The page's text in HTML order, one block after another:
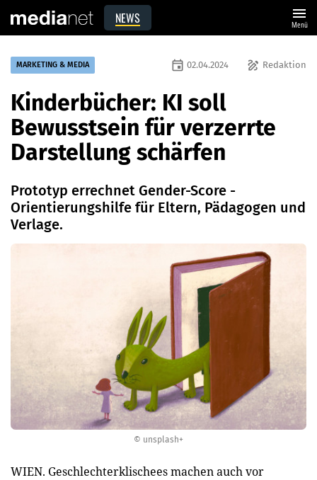
NEWS menu
Menü
© unsplash+
MARKETING & MEDIA draw Redaktion
event 02.04.2024
Kinderbücher: KI soll
Bewusstsein für verzerrte
Darstellung schärfen
Prototyp errechnet Gender-Score -
Orientierungshilfe für Eltern, Pädagogen und
Verlage.
WIEN. Geschlechterklischees machen auch vor